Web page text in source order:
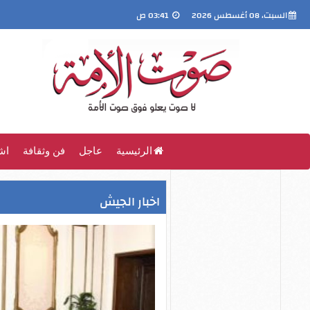
السبت، 08 أغسطس 2026
الرئيسية عاجل فن وثقافة
اخبار الجيش